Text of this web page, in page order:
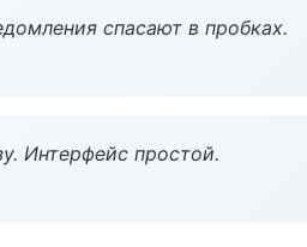
спасают в пробках.
Интерфейс простой.